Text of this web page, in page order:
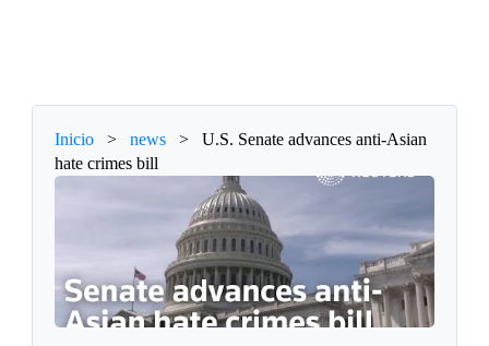
Inicio > news >
U.S. Senate advances anti-Asian
hate crimes bill